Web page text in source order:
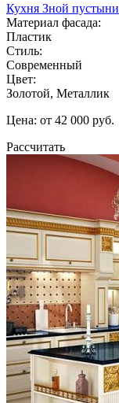
Кухня Зной пустыни
Материал фасада:
Пластик
Стиль:
Современный
Цвет:
Золотой, Металлик
Цена: от 42 000 руб.
Рассчитать